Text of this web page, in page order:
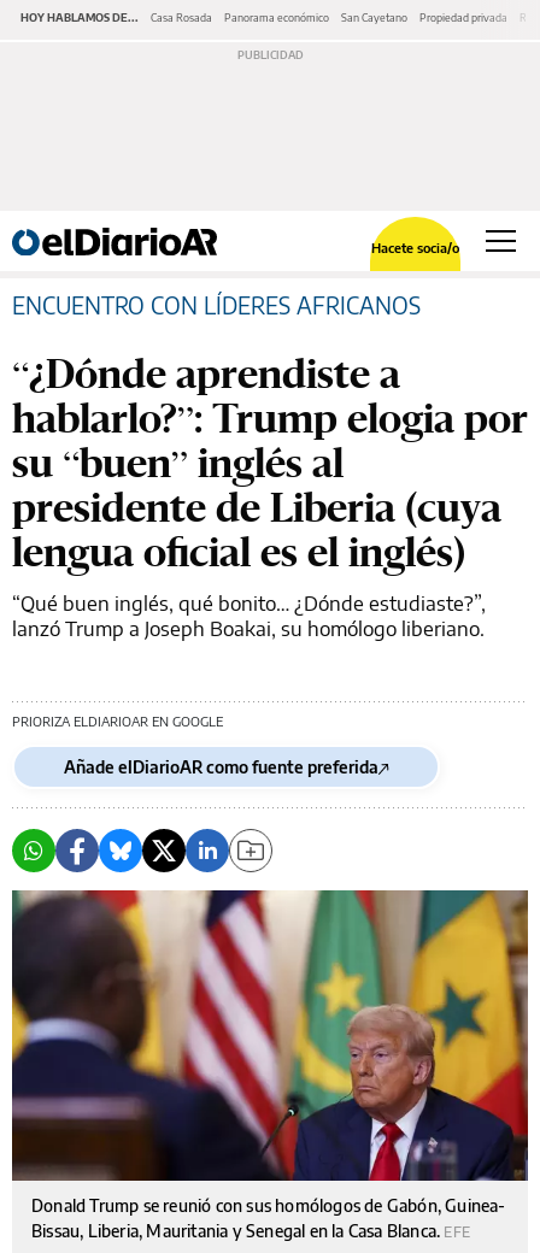
HOY HABLAMOS DE... Casa Rosada Panorama económico San Cayetano Propiedad privada
Hacete socia/o
ENCUENTRO CON LÍDERES AFRICANOS
“¿Dónde aprendiste a
hablarlo?”: Trump elogia por
su “buen” inglés al
presidente de Liberia (cuya
lengua oficial es el inglés)
“Qué buen inglés, qué bonito… ¿Dónde estudiaste?”,
lanzó Trump a Joseph Boakai, su homólogo liberiano.
PRIORIZA ELDIARIOAR EN GOOGLE
Añade elDiarioAR como fuente preferida
Donald Trump se reunió con sus homólogos de Gabón, Guinea-
Bissau, Liberia, Mauritania y Senegal en la Casa Blanca. EFE